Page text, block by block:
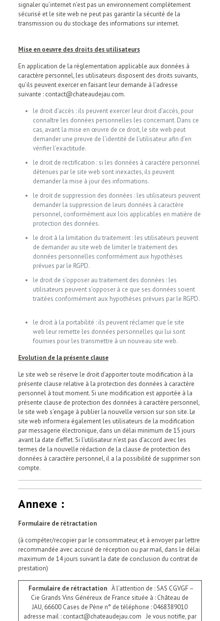
signaler qu’internet n’est pas un environnement complètement
sécurisé et le site web ne peut pas garantir la sécurité de la
transmission ou du stockage des informations sur internet.
Mise en oeuvre des droits des utilisateurs
En application de la réglementation applicable aux données à
caractère personnel, les utilisateurs disposent des droits suivants,
qu’ils peuvent exercer en faisant leur demande à l’adresse
suivante : contact@chateaudejau.com.
le droit d’accès : ils peuvent exercer leur droit d’accès, pour
connaître les données personnelles les concernant. Dans ce
cas, avant la mise en œuvre de ce droit, le site web peut
demander une preuve de l’identité de l’utilisateur afin d’en
vérifier l’exactitude.
le droit de rectification : si les données à caractère personnel
détenues par le site web sont inexactes, ils peuvent
demander la mise à jour des informations.
le droit de suppression des données : les utilisateurs peuvent
demander la suppression de leurs données à caractère
personnel, conformément aux lois applicables en matière de
protection des données.
le droit à la limitation du traitement : les utilisateurs peuvent
de demander au site web de limiter le traitement des
données personnelles conformément aux hypothèses
prévues par le RGPD.
le droit de s’opposer au traitement des données : les
utilisateurs peuvent s’opposer à ce que ses données soient
traitées conformément aux hypothèses prévues par le RGPD.
le droit à la portabilité : ils peuvent réclamer que le site
web leur remette les données personnelles qui lui sont
fournies pour les transmettre à un nouveau site web.
Evolution de la présente clause
Le site web se réserve le droit d’apporter toute modification à la
présente clause relative à la protection des données à caractère
personnel à tout moment. Si une modification est apportée à la
présente clause de protection des données à caractère personnel,
le site web s’engage à publier la nouvelle version sur son site. Le
site web informera également les utilisateurs de la modification
par messagerie électronique, dans un délai minimum de 15 jours
avant la date d’effet. Si l’utilisateur n’est pas d’accord avec les
termes de la nouvelle rédaction de la clause de protection des
données à caractère personnel, il a la possibilité de supprimer son
compte.
Annexe :
Formulaire de rétractation
(à compéter/recopier par le consommateur, et à envoyer par lettre
recommandée avec accusé de réception ou par mail, dans le délai
maximum de 14 jours suivant la date de conclusion du contrat de
prestation)
Formulaire de rétractation À l’attention de : SAS CGVGF –
Cie Grands Vins Généreux de France située à : Château de
JAU, 66600 Cases de Pène n° de téléphone : 0468389010
adresse mail : contact@chateaudejau.com Je vous notifie, par